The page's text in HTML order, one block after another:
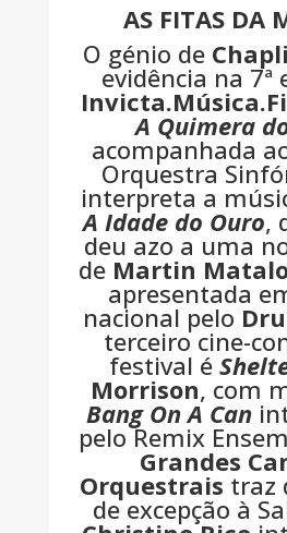
AS FITAS DA
O génio de
evidência na 7ª
A Quimera
acompanhada
Orquestra
interpreta a
A Idade do Ouro,
deu azo a uma
de Martin
apresentada
nacional pelo
terceiro cine-
festival é
Morrison, com
Bang On A Can
pelo Remix
Grandes
Orquestrais traz
de excepção à